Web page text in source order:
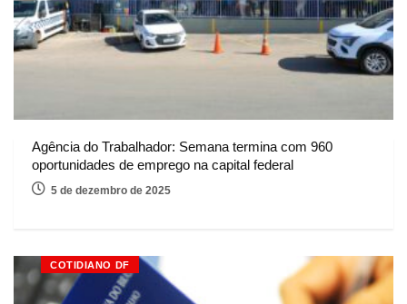
Agência do Trabalhador: Semana termina com 960
oportunidades de emprego na capital federal
5 de dezembro de 2025
COTIDIANO DF